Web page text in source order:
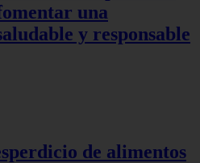
una
y responsable
de alimentos